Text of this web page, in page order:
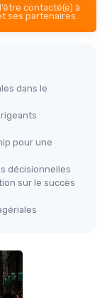
contacté(e) à
ses partenaires.
dans le
pour une
décisionnelles
sur le succès